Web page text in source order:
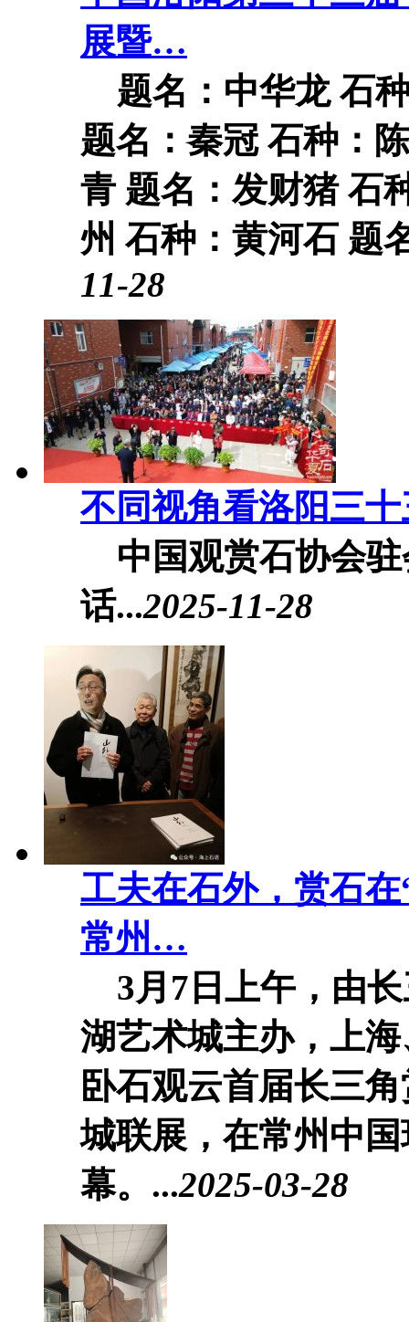
展暨…
题名：中华龙 石
题名：秦冠 石种：
青 题名：发财猪 石
州 石种：黄河石 题
11-28
不同视角看洛阳三
中国观赏石协会驻
话...2025-11-28
工夫在石外，赏石
常州…
3月7日上午，由长
湖艺术城主办，上
卧石观云首届长三
城联展，在常州中
幕。...2025-03-28